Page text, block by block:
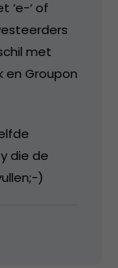
‘e-‘ of
met
en Groupon
die de
)